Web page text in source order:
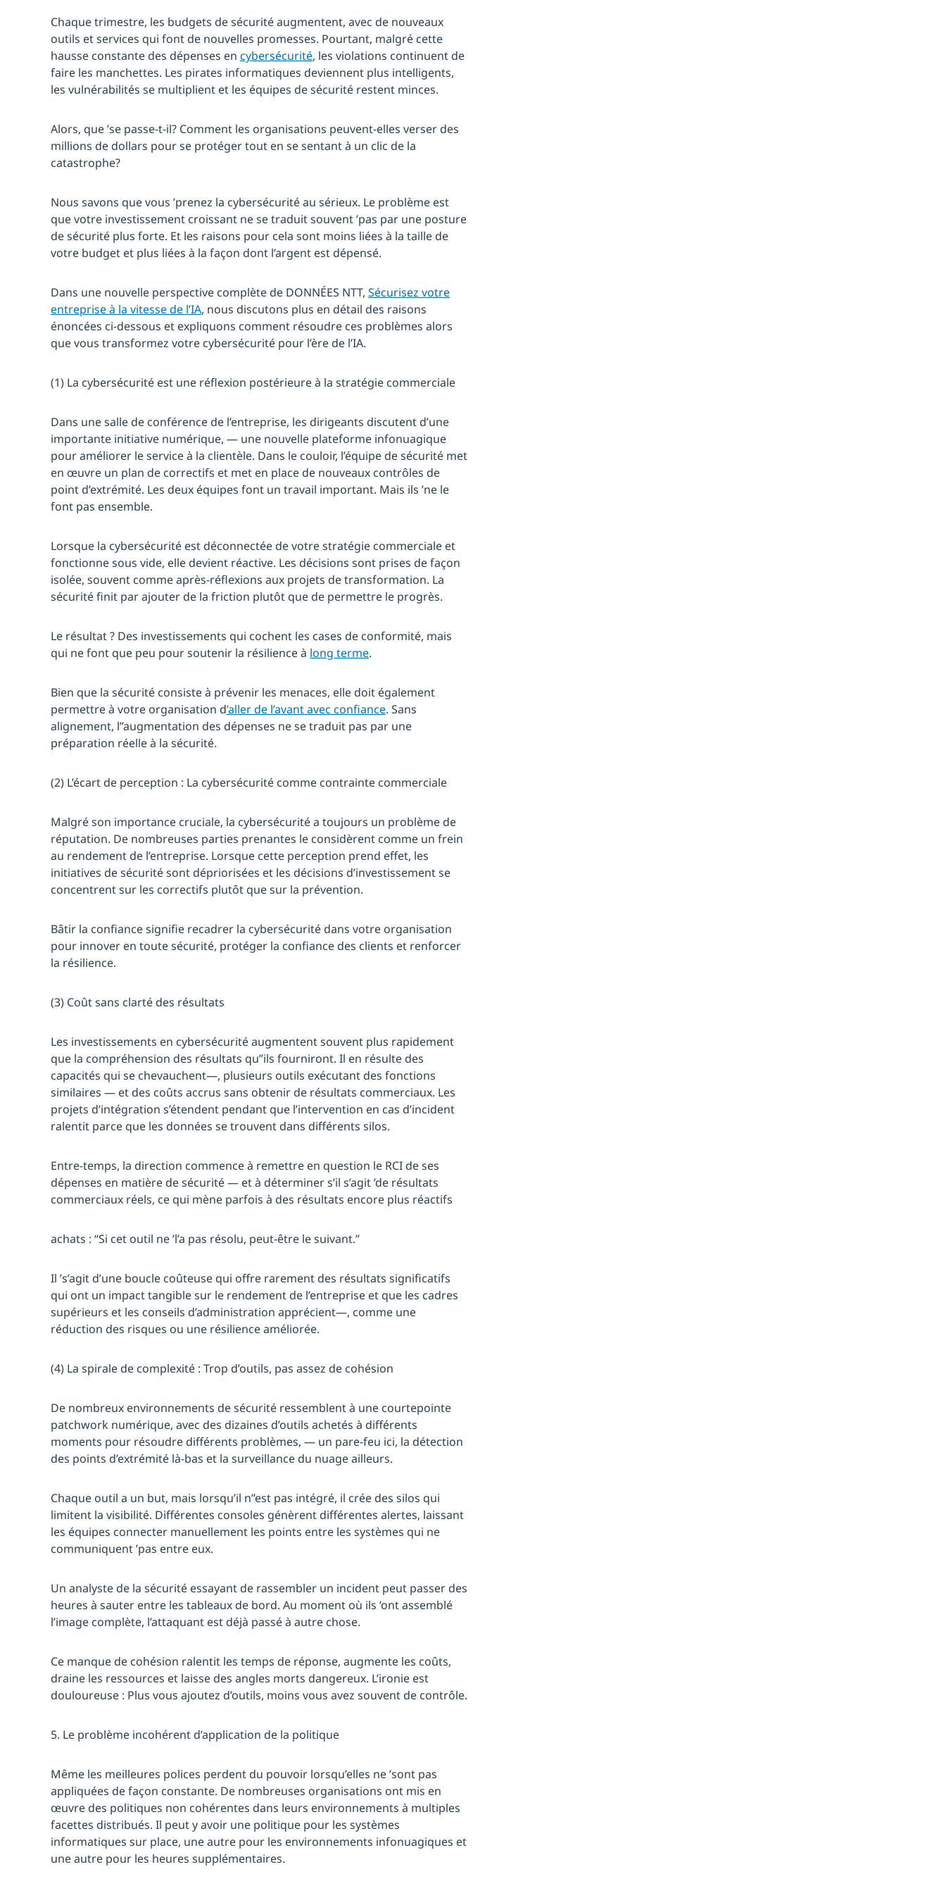
Chaque trimestre, les budgets de sécurité augmentent, avec de nouveaux
outils et services qui font de nouvelles promesses. Pourtant, malgré cette
hausse constante des dépenses en cybersécurité, les violations continuent de
faire les manchettes. Les pirates informatiques deviennent plus intelligents,
les vulnérabilités se multiplient et les équipes de sécurité restent minces.
Alors, que ’se passe-t-il? Comment les organisations peuvent-elles verser des
millions de dollars pour se protéger tout en se sentant à un clic de la
catastrophe?
Nous savons que vous ’prenez la cybersécurité au sérieux. Le problème est
que votre investissement croissant ne se traduit souvent ’pas par une posture
de sécurité plus forte. Et les raisons pour cela sont moins liées à la taille de
votre budget et plus liées à la façon dont l’argent est dépensé.
Dans une nouvelle perspective complète de DONNÉES NTT, Sécurisez votre
entreprise à la vitesse de l’IA, nous discutons plus en détail des raisons
énoncées ci-dessous et expliquons comment résoudre ces problèmes alors
que vous transformez votre cybersécurité pour l’ère de l’IA.
(1) La cybersécurité est une réflexion postérieure à la stratégie commerciale
Dans une salle de conférence de l’entreprise, les dirigeants discutent d’une
importante initiative numérique, — une nouvelle plateforme infonuagique
pour améliorer le service à la clientèle. Dans le couloir, l’équipe de sécurité met
en œuvre un plan de correctifs et met en place de nouveaux contrôles de
point d’extrémité. Les deux équipes font un travail important. Mais ils ’ne le
font pas ensemble.
Lorsque la cybersécurité est déconnectée de votre stratégie commerciale et
fonctionne sous vide, elle devient réactive. Les décisions sont prises de façon
isolée, souvent comme après-réflexions aux projets de transformation. La
sécurité finit par ajouter de la friction plutôt que de permettre le progrès.
Le résultat ? Des investissements qui cochent les cases de conformité, mais
qui ne font que peu pour soutenir la résilience à long terme.
Bien que la sécurité consiste à prévenir les menaces, elle doit également
permettre à votre organisation d’aller de l’avant avec confiance. Sans
alignement, l’’augmentation des dépenses ne se traduit pas par une
préparation réelle à la sécurité.
(2) L’écart de perception : La cybersécurité comme contrainte commerciale
Malgré son importance cruciale, la cybersécurité a toujours un problème de
réputation. De nombreuses parties prenantes le considèrent comme un frein
au rendement de l’entreprise. Lorsque cette perception prend effet, les
initiatives de sécurité sont dépriorisées et les décisions d’investissement se
concentrent sur les correctifs plutôt que sur la prévention.
Bâtir la confiance signifie recadrer la cybersécurité dans votre organisation
pour innover en toute sécurité, protéger la confiance des clients et renforcer
la résilience.
(3) Coût sans clarté des résultats
Les investissements en cybersécurité augmentent souvent plus rapidement
que la compréhension des résultats qu’’ils fourniront. Il en résulte des
capacités qui se chevauchent—, plusieurs outils exécutant des fonctions
similaires — et des coûts accrus sans obtenir de résultats commerciaux. Les
projets d’intégration s’étendent pendant que l’intervention en cas d’incident
ralentit parce que les données se trouvent dans différents silos.
Entre-temps, la direction commence à remettre en question le RCI de ses
dépenses en matière de sécurité — et à déterminer s’il s’agit ’de résultats
commerciaux réels, ce qui mène parfois à des résultats encore plus réactifs
achats : “Si cet outil ne ’l’a pas résolu, peut-être le suivant.”
Il ’s’agit d’une boucle coûteuse qui offre rarement des résultats significatifs
qui ont un impact tangible sur le rendement de l’entreprise et que les cadres
supérieurs et les conseils d’administration apprécient—, comme une
réduction des risques ou une résilience améliorée.
(4) La spirale de complexité : Trop d’outils, pas assez de cohésion
De nombreux environnements de sécurité ressemblent à une courtepointe
patchwork numérique, avec des dizaines d’outils achetés à différents
moments pour résoudre différents problèmes, — un pare-feu ici, la détection
des points d’extrémité là-bas et la surveillance du nuage ailleurs.
Chaque outil a un but, mais lorsqu’il n’’est pas intégré, il crée des silos qui
limitent la visibilité. Différentes consoles génèrent différentes alertes, laissant
les équipes connecter manuellement les points entre les systèmes qui ne
communiquent ’pas entre eux.
Un analyste de la sécurité essayant de rassembler un incident peut passer des
heures à sauter entre les tableaux de bord. Au moment où ils ’ont assemblé
l’image complète, l’attaquant est déjà passé à autre chose.
Ce manque de cohésion ralentit les temps de réponse, augmente les coûts,
draine les ressources et laisse des angles morts dangereux. L’ironie est
douloureuse : Plus vous ajoutez d’outils, moins vous avez souvent de contrôle.
5. Le problème incohérent d’application de la politique
Même les meilleures polices perdent du pouvoir lorsqu’elles ne ’sont pas
appliquées de façon constante. De nombreuses organisations ont mis en
œuvre des politiques non cohérentes dans leurs environnements à multiples
facettes distribués. Il peut y avoir une politique pour les systèmes
informatiques sur place, une autre pour les environnements infonuagiques et
une autre pour les heures supplémentaires.